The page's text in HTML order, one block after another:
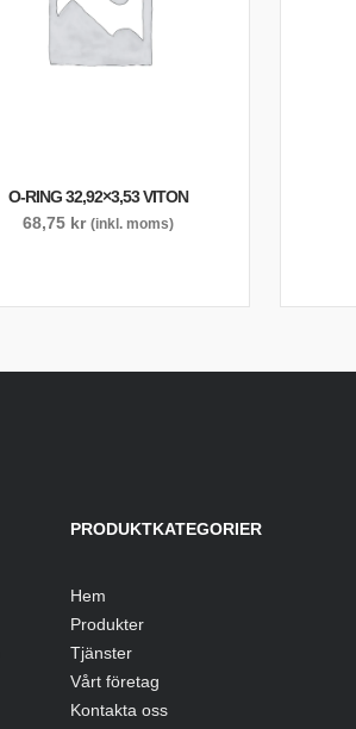
O-RING 32,92×3,53 VITON
68,75 kr (inkl. moms)
PRODUKTKATEGORIER
Hem
Produkter
Tjänster
Vårt företag
Kontakta oss